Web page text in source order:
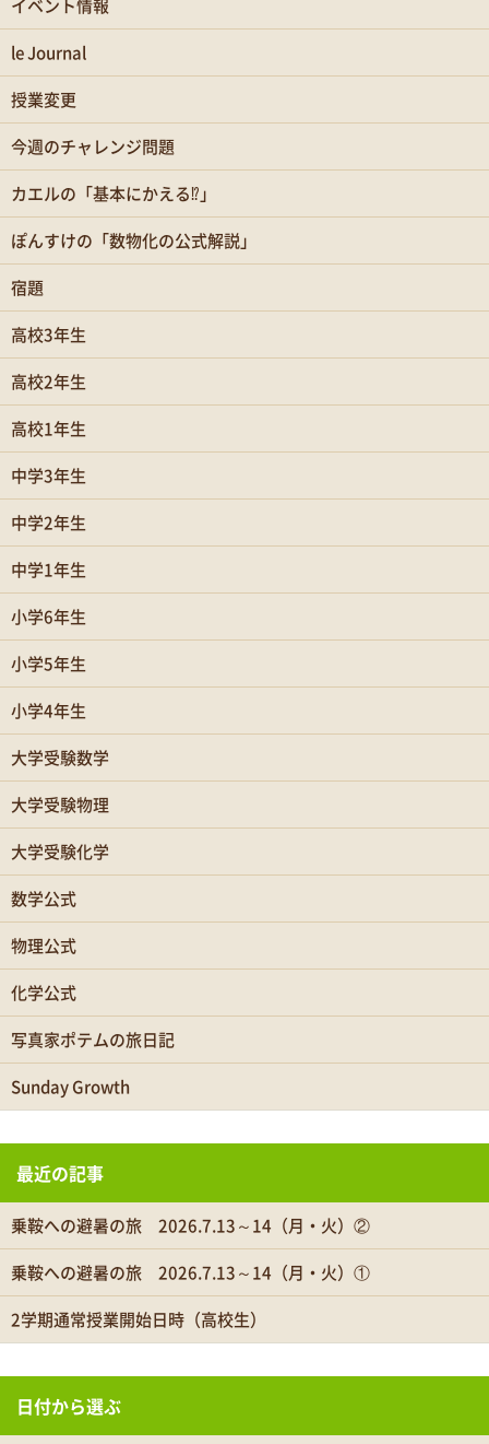
イベント情報
le Journal
授業変更
今週のチャレンジ問題
カエルの「基本にかえる⁉」
ぽんすけの「数物化の公式解説」
宿題
高校3年生
高校2年生
高校1年生
中学3年生
中学2年生
中学1年生
小学6年生
小学5年生
小学4年生
大学受験数学
大学受験物理
大学受験化学
数学公式
物理公式
化学公式
写真家ポテムの旅日記
Sunday Growth
最近の記事
乗鞍への避暑の旅 2026.7.13～14（月・火）②
乗鞍への避暑の旅 2026.7.13～14（月・火）①
2学期通常授業開始日時（高校生）
日付から選ぶ